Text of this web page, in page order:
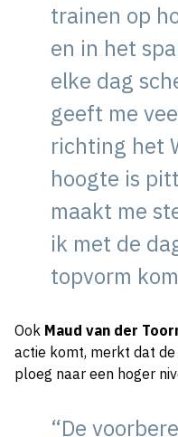
trainen op
en in het
elke dag
geeft me
richting het
hoogte is
maakt me
ik met de
topvorm
Ook Maud van der
actie komt, merkt dat
ploeg naar een hoger
“De